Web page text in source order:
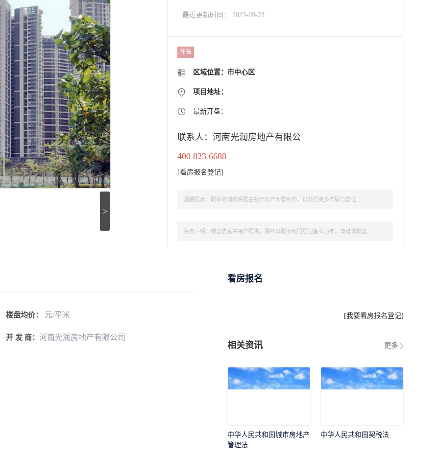
>
最近更新时间： 2023-09-23
在售
区域位置： 市中心区
项目地址：
最新开盘：
联系人：河南光润房地产有限公
400 823 6688
[看房报名登记]
温馨提示：联系时请说明是在封丘房产网看到的，以获得更多帮助与信任.
免责声明：楼盘信息由用户提供，最终以政府部门登记备案为准，请谨慎核查。
楼盘均价： 元/平米
开 发 商： 河南光润房地产有限公司
看房报名
[我要看房报名登记]
更多
相关资讯
中华人民共和国城市房地产
管理法
中华人民共和国契税法